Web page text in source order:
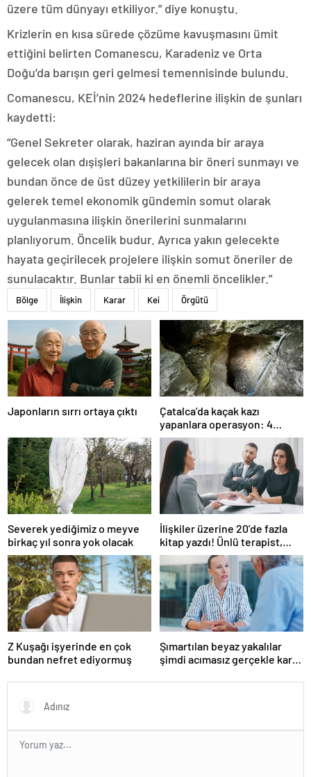
üzere tüm dünyayı etkiliyor.” diye konuştu.
Krizlerin en kısa sürede çözüme kavuşmasını ümit
ettiğini belirten Comanescu, Karadeniz ve Orta
Doğu’da barışın geri gelmesi temennisinde bulundu.
Comanescu, KEİ’nin 2024 hedeflerine ilişkin de şunları
kaydetti:
“Genel Sekreter olarak, haziran ayında bir araya
gelecek olan dışişleri bakanlarına bir öneri sunmayı ve
bundan önce de üst düzey yetkililerin bir araya
gelerek temel ekonomik gündemin somut olarak
uygulanmasına ilişkin önerilerini sunmalarını
planlıyorum. Öncelik budur. Ayrıca yakın gelecekte
hayata geçirilecek projelere ilişkin somut öneriler de
sunulacaktır. Bunlar tabii ki en önemli öncelikler.”
Bölge İlişkin Karar Kei Örgütü
Japonların sırrı ortaya çıktı
Çatalca’da kaçak kazı
yapanlara operasyon: 4
gözaltı
Severek yediğimiz o meyve
birkaç yıl sonra yok olacak
İlişkiler üzerine 20’de fazla
kitap yazdı! Ünlü terapist,
boşanmaların gerçek
suçlularını açıklıyor
Z Kuşağı işyerinde en çok
bundan nefret ediyormuş
Şımartılan beyaz yakalılar
şimdi acımasız gerçekle karşı